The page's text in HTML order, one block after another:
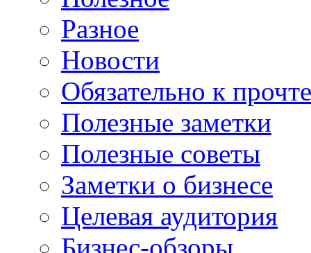
Разное
Новости
Обязательно к
Полезные заметки
Полезные советы
Заметки о бизнесе
Целевая аудитория
Бизнес-обзоры